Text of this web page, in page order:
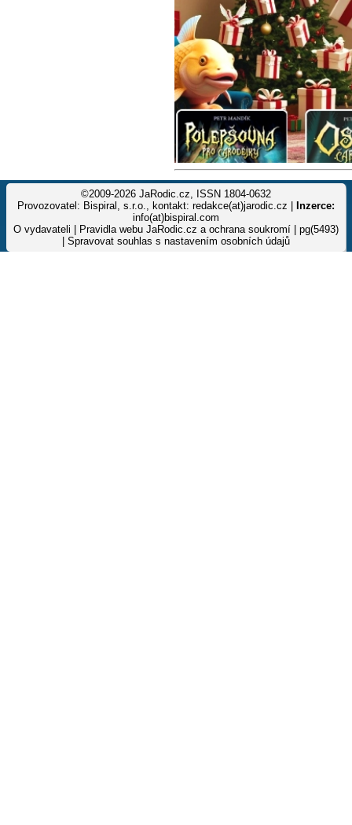
©2009-2026 JaRodic.cz, ISSN 1804-0632
Provozovatel: Bispiral, s.r.o., kontakt: redakce(at)jarodic.cz |
Inzerce:
info(at)bispiral.com
O vydavateli
Pravidla webu JaRodic.cz a ochrana soukromí | pg(5493)
Spravovat souhlas s nastavením osobních údajů